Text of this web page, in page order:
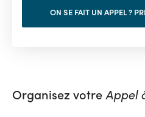
ON SE FAIT UN APPEL ?
Organisez votreAppel